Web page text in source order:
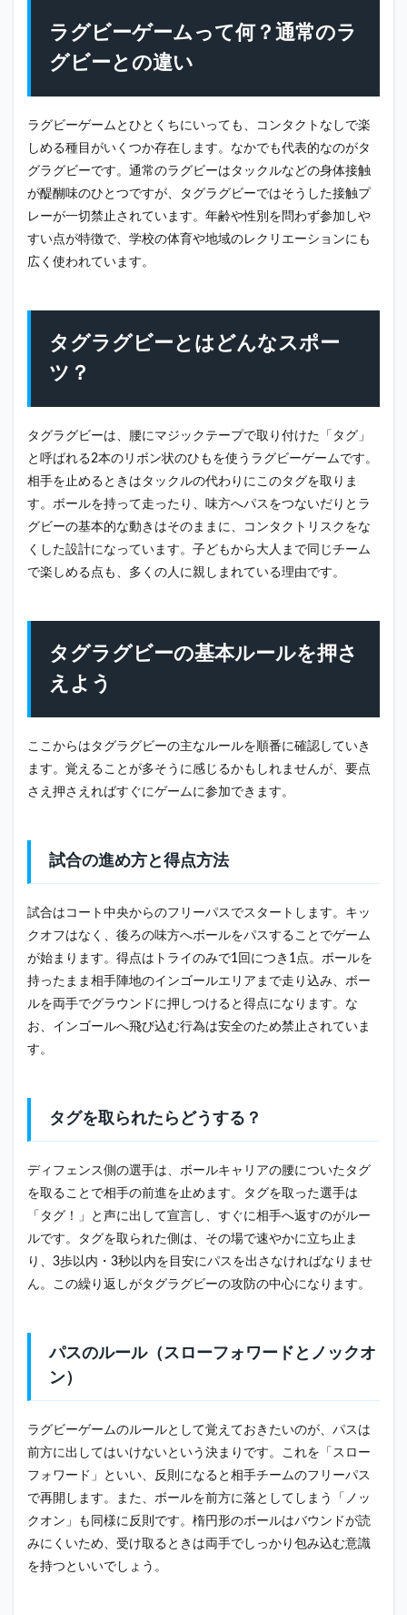
ムっ
何？
通常
ーと
い
タグ
ラグ
ビー
どん
3
タグ
ラグ
本ル
を押
さえ
3.1
試合
の進
め方
法
3.2
タグ
を取
たら
す
る？
3.3
ール
（ス
ロー
ワー
ドと
クオ
ン）
3.4
オフ
つい
て
タグ
ラグ
で身
につ
くス
携の
感覚
が磨
かれ
4.2
ビー
の戦
自然
に身
ラグビーゲームって何？通常のラ
グビーとの違い
ラグビーゲームとひとくちにいっても、コンタクトなしで楽
しめる種目がいくつか存在します。なかでも代表的なのがタ
グラグビーです。通常のラグビーはタックルなどの身体接触
が醍醐味のひとつですが、タグラグビーではそうした接触プ
レーが一切禁止されています。年齢や性別を問わず参加しや
すい点が特徴で、学校の体育や地域のレクリエーションにも
広く使われています。
タグラグビーとはどんなスポー
ツ？
タグラグビーは、腰にマジックテープで取り付けた「タグ」
と呼ばれる2本のリボン状のひもを使うラグビーゲームです。
相手を止めるときはタックルの代わりにこのタグを取りま
す。ボールを持って走ったり、味方へパスをつないだりとラ
グビーの基本的な動きはそのままに、コンタクトリスクをな
くした設計になっています。子どもから大人まで同じチーム
で楽しめる点も、多くの人に親しまれている理由です。
タグラグビーの基本ルールを押さ
えよう
ここからはタグラグビーの主なルールを順番に確認していき
ます。覚えることが多そうに感じるかもしれませんが、要点
さえ押さえればすぐにゲームに参加できます。
試合の進め方と得点方法
試合はコート中央からのフリーパスでスタートします。キッ
クオフはなく、後ろの味方へボールをパスすることでゲーム
が始まります。得点はトライのみで1回につき1点。ボールを
持ったまま相手陣地のインゴールエリアまで走り込み、ボー
ルを両手でグラウンドに押しつけると得点になります。な
お、インゴールへ飛び込む行為は安全のため禁止されていま
す。
タグを取られたらどうする？
ディフェンス側の選手は、ボールキャリアの腰についたタグ
を取ることで相手の前進を止めます。タグを取った選手は
「タグ！」と声に出して宣言し、すぐに相手へ返すのがルー
ルです。タグを取られた側は、その場で速やかに立ち止ま
り、3歩以内・3秒以内を目安にパスを出さなければなりませ
ん。この繰り返しがタグラグビーの攻防の中心になります。
パスのルール（スローフォワードとノックオ
ン）
ラグビーゲームのルールとして覚えておきたいのが、パスは
前方に出してはいけないという決まりです。これを「スロー
フォワード」といい、反則になると相手チームのフリーパス
で再開します。また、ボールを前方に落としてしまう「ノッ
クオン」も同様に反則です。楕円形のボールはバウンドが読
みにくいため、受け取るときは両手でしっかり包み込む意識
を持つといいでしょう。